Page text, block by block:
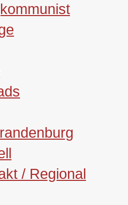
/ Regional